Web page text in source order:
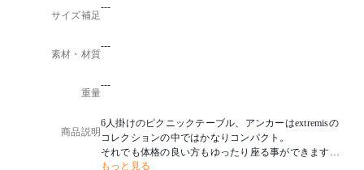
サイズ補足
---
素材・材質
---
重量
---
商品説明
6人掛けのピクニックテーブル、アンカーはextremisの
コレクションの中ではかなりコンパクト。
それでも体格の良い方もゆったり座る事ができます。
テーブルトップは水抜き穴が空いているのでアウトド
もっと見る